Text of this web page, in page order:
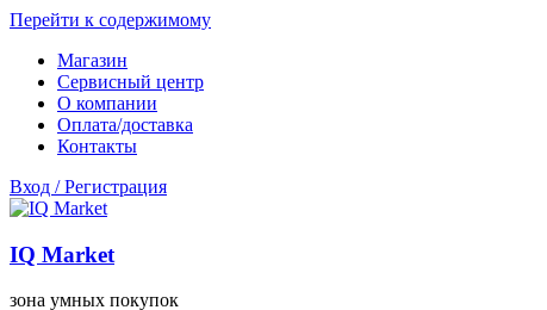
Перейти к содержимому
Магазин
Сервисный центр
О компании
Оплата/доставка
Контакты
Вход / Регистрация
IQ Market
зона умных покупок